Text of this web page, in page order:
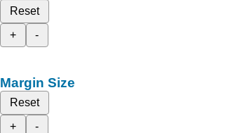
Reset
+
-
Margin Size
Reset
+
-